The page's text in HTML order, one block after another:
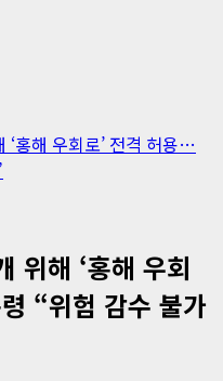
‘홍해 우회로’ 전격 허용…
위해 ‘홍해 우회
“위험 감수 불가